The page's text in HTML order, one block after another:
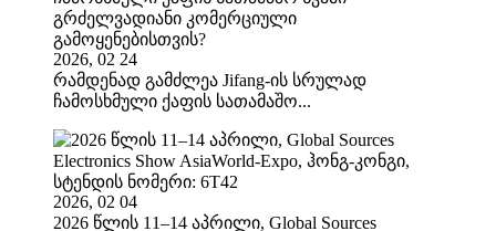
2026, 02 24
რამდენად გამძლეა Jifang-ის სრულად
ჩამოსხმული ქაფის სათამაშო...
2026, 02 04
2026 წლის 11–14 აპრილი, Global Sources